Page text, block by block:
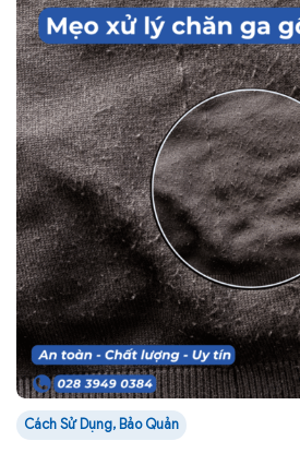
Cách Sử Dụng, Bảo Quản